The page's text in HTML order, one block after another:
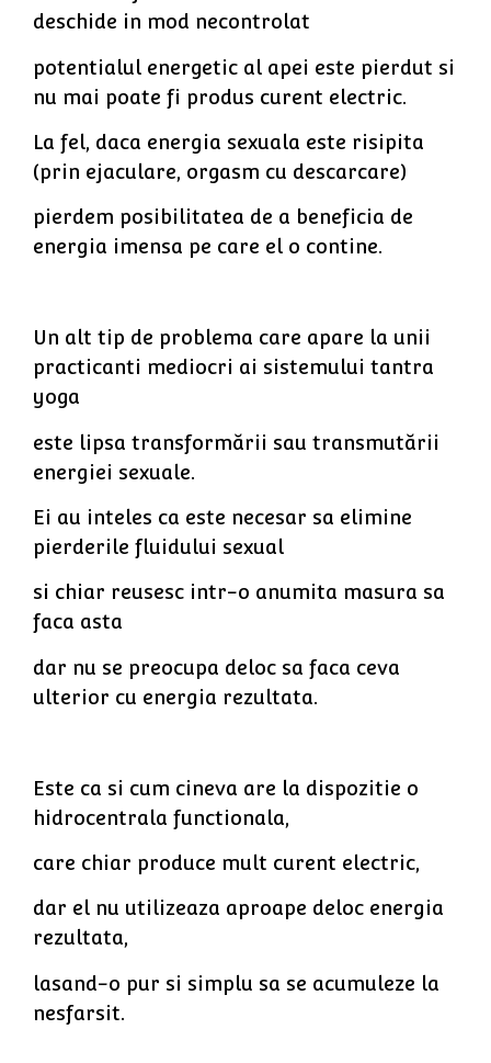
deschide in mod necontrolat
potentialul energetic al apei este pierdut si
nu mai poate fi produs curent electric.
La fel, daca energia sexuala este risipita
(prin ejaculare, orgasm cu descarcare)
pierdem posibilitatea de a beneficia de
energia imensa pe care el o contine.
Un alt tip de problema care apare la unii
practicanti mediocri ai sistemului tantra
yoga
este lipsa transformării sau transmutării
energiei sexuale.
Ei au inteles ca este necesar sa elimine
pierderile fluidului sexual
si chiar reusesc intr-o anumita masura sa
faca asta
dar nu se preocupa deloc sa faca ceva
ulterior cu energia rezultata.
Este ca si cum cineva are la dispozitie o
hidrocentrala functionala,
care chiar produce mult curent electric,
dar el nu utilizeaza aproape deloc energia
rezultata,
lasand-o pur si simplu sa se acumuleze la
nesfarsit.